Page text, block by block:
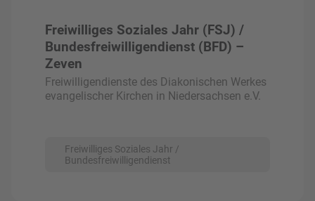
Freiwilliges Soziales Jahr (FSJ) /
Bundesfreiwilligendienst (BFD) –
Zeven
Freiwilligendienste des Diakonischen Werkes
evangelischer Kirchen in Niedersachsen e.V.
Freiwilliges Soziales Jahr /
Bundesfreiwilligendienst